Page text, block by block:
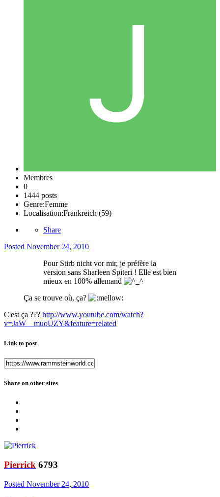
Membres
0
1444 posts
Genre:Femme
Localisation:Frankreich (59)
Share
Posted November 24, 2010
Pour Stirb nicht vor mir, je préfère la
version sans Sharleen Spiteri ! Elle est bien
mieux en 100% allemand
Ça se trouve où, ça?
C'est ça ??? http://www.youtube.com/watch?
v=JaW__muoUZY&feature=related
Link to post
Share on other sites
Pierrick 6793
Posted November 24, 2010